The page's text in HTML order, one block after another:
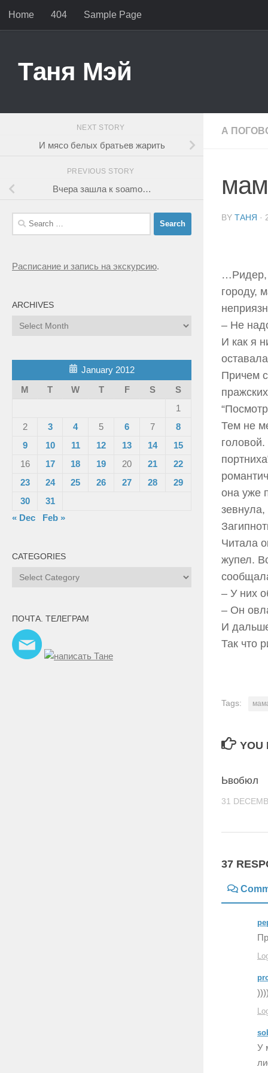
Skip to content
Home 404 Sample Page
Таня Мэй
А
BY ТАНЯ ·
…Ридер,
городу,
– Не
И как я
Причем
Тем не
она уже
зевнула,
Читала
жупел.
– У них
– Он
И
Так что
Tags:
YOU
Ьвобюл
31
37
У
NEXT STORY
И мясо белых братьев жарить
PREVIOUS STORY
Вчера зашла к soamo…
Search
for:
Расписание и запись на экскурсию.
ARCHIVES
Archives
January 2012
M
T W T F S
S
1
2
3 4 5 6 7
8
9
10 11 12 13 14
15
16
17 18 19 20 21
22
23
24 25 26 27 28
29
30
31
« Dec
Feb »
CATEGORIES
Categories
ПОЧТА. ТЕЛЕГРАМ